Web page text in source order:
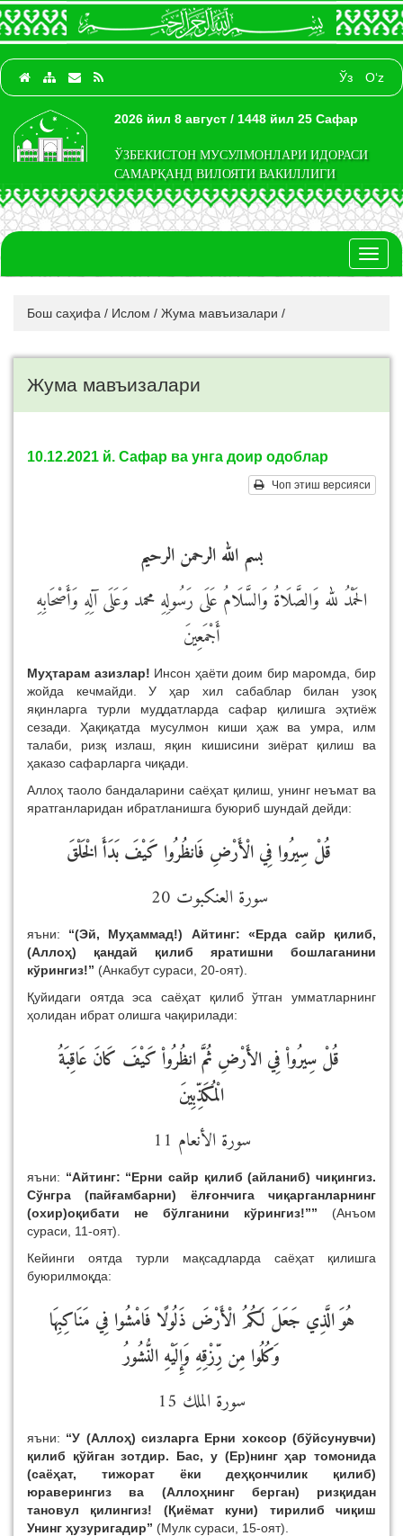
Ўз O‘z
2026 йил 8 август / 1448 йил 25 Сафар
ЎЗБЕКИСТОН МУСУЛМОНЛАРИ ИДОРАСИ
САМАРҚАНД ВИЛОЯТИ ВАКИЛЛИГИ
Бош саҳифа / Ислом / Жума мавъизалари /
Жума мавъизалари
10.12.2021 й. Сафар ва унга доир одоблар
Чоп этиш версияси
بسم الله الرحمن الرحيم
الحَمْدُ لله وَالصَّلَاةُ وَالسَّلَامُ عَلَى رَسُولِهِ محمد وَعَلَى آلِهِ وَأَصْحَابِهِ
أَجْمَعِينَ
Муҳтарам азизлар! Инсон ҳаёти доим бир маромда, бир
жойда кечмайди. У ҳар хил сабаблар билан узоқ
яқинларга турли муддатларда сафар қилишга эҳтиёж
сезади. Ҳақиқатда мусулмон киши ҳаж ва умра, илм
талаби, ризқ излаш, яқин кишисини зиёрат қилиш ва
ҳаказо сафарларга чиқади.
Аллоҳ таоло бандаларини саёҳат қилиш, унинг неъмат ва
яратганларидан ибратланишга буюриб шундай дейди:
قُلْ سِيرُوا فِي الْأَرْضِ فَانظُرُوا كَيْفَ بَدَأَ الْخَلْقَ
سورة العنكبوت 20
яъни:
“(Эй, Муҳаммад!) Айтинг: «Ерда сайр қилиб,
(Аллоҳ) қандай қилиб яратишни бошлаганини
кўрингиз!” (Анкабут сураси, 20-оят).
Қуйидаги оятда эса саёҳат қилиб ўтган умматларнинг
ҳолидан ибрат олишга чақирилади:
قُلْ سِيرُواْ فِي الأَرْضِ ثُمَّ انظُرُواْ كَيْفَ كَانَ عَاقِبَةُ
الْمُكَذِّبِينَ
سورة الأنعام 11
яъни: “Айтинг: “Ерни сайр қилиб (айланиб) чиқингиз.
Сўнгра (пайғамбарни) ёлғончига чиқарганларнинг
(охир)оқибати не бўлганини кўрингиз!””
(Анъом
сураси, 11-оят).
Кейинги оятда турли мақсадларда саёҳат қилишга
буюрилмоқда:
هُوَ الَّذِي جَعَلَ لَكُمُ الْأَرْضَ ذَلُولًا فَامْشُوا فِي مَنَاكِبِهَا
وَكُلُوا مِن رِّزْقِهِ وَإِلَيْهِ النُّشُورُ
سورة الملك 15
яъни: “У (Аллоҳ) сизларга Ерни хоксор (бўйсунувчи)
қилиб қўйган зотдир. Бас, у (Ер)нинг ҳар томонида
(саёҳат, тижорат ёки деҳқончилик қилиб)
юраверингиз ва (Аллоҳнинг берган) ризқидан
тановул қилингиз! (Қиёмат куни) тирилиб чиқиш
Унинг ҳузуригадир” (Мулк сураси, 15-оят).